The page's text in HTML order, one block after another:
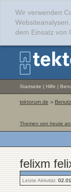
Wir verwenden
dem Einsatz von
Startseite | Hilfe |
tektorum.de >
Themen von heute
felixm
Letzte Aktivität: